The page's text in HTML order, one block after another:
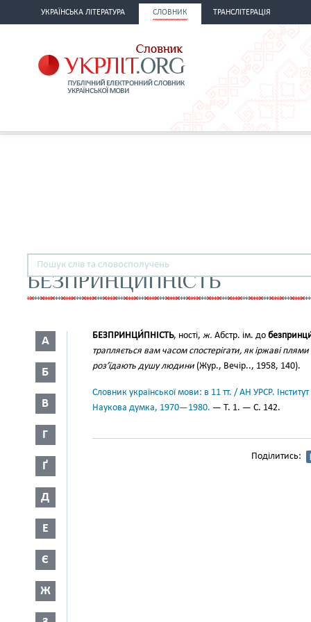
УКРАЇНСЬКА ЛІТЕРАТУРА СЛОВНИК ТРАНСЛІТЕРАЦІЯ
БЕЗПРИНЦИПНІСТЬ
А
Б
В
Г
Ґ
Д
Е
Є
Ж
БЕЗПРИНЦИ́ПНІСТЬ, ності, ж. Абстр. ім. до
трапляється вам часом спостерігати, як іржаві
роз’їдають душу людини (Жур., Вечір.., 1958, 140).
Словник української мови: в 11 тт. / АН УРСР.
Наукова думка, 1970—1980. — Т. 1. — С. 142.
Поділитись: